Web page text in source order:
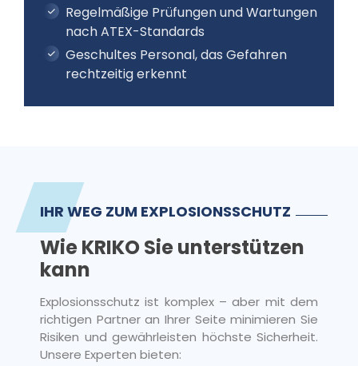
Regelmäßige Prüfungen und Wartungen
nach ATEX-Standards
Geschultes Personal, das Gefahren
rechtzeitig erkennt
IHR WEG ZUM EXPLOSIONSSCHUTZ
Wie KRIKO Sie unterstützen
kann
Explosionsschutz ist komplex – aber mit dem
richtigen Partner an Ihrer Seite minimieren Sie
Risiken und gewährleisten höchste Sicherheit.
Unsere Experten bieten: